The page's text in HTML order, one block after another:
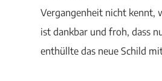
Vergangenheit nicht kennt,
ist dankbar und froh, dass
enthüllte das neue Schild